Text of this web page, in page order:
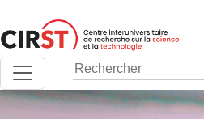
au
contenu